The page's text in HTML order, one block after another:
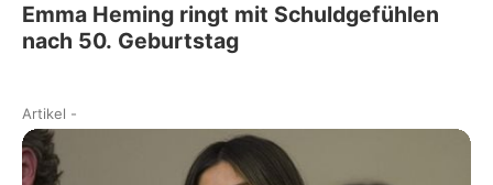
Emma Heming ringt mit Schuldgefühlen
nach 50. Geburtstag
Artikel -